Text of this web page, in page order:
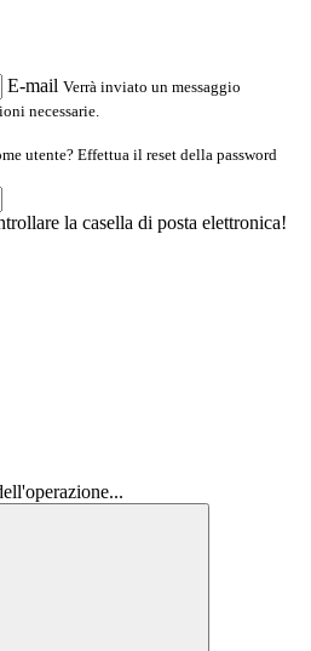
E-mail Verrà inviato un messaggio
necessarie.
utente? Effettua il reset della password
la casella di posta elettronica!